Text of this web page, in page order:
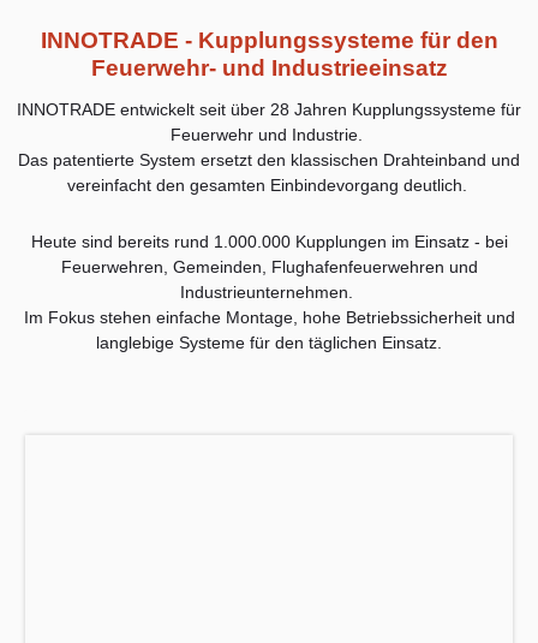
INNOTRADE - Kupplungssysteme für den
Feuerwehr- und Industrieeinsatz
INNOTRADE entwickelt seit über 28 Jahren Kupplungssysteme für
Feuerwehr und Industrie.
Das patentierte System ersetzt den klassischen Drahteinband und
vereinfacht den gesamten Einbindevorgang deutlich.
Heute sind bereits rund 1.000.000 Kupplungen im Einsatz - bei
Feuerwehren, Gemeinden, Flughafenfeuerwehren und
Industrieunternehmen.
Im Fokus stehen einfache Montage, hohe Betriebssicherheit und
langlebige Systeme für den täglichen Einsatz.